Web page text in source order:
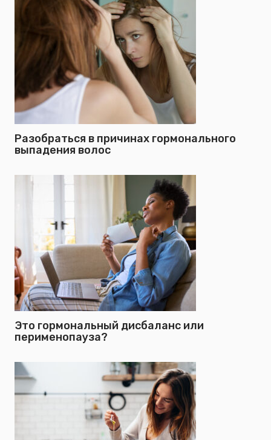
Разобраться в причинах гормонального
выпадения волос
Это гормональный дисбаланс или
перименопауза?